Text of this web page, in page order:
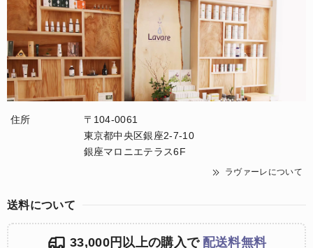
住所
〒104-0061
東京都中央区銀座2-7-10
銀座マロニエテラス6F
ラヴァーレについて
送料について
33,000円以上の購入で 配送料無料